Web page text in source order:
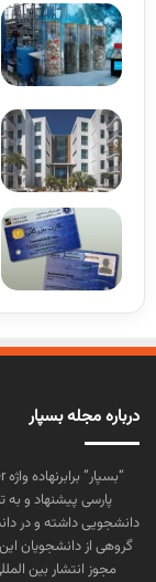
درباره مجله بسپار
پارسی پیشنهاد و
دانشجویی داشته و در
مجوز انتشار بین